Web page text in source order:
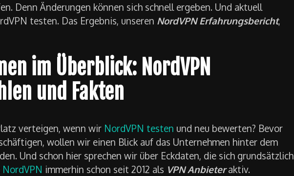
Denn Änderungen können sich schnell ergeben. Und aktuell
testen. Das Ergebnis, unseren NordVPN Erfahrungsbericht,
im Überblick: NordVPN
und Fakten
verteigen, wenn wir NordVPN testen und neu bewerten? Bevor
wollen wir einen Blick auf das Unternehmen hinter dem
Und schon hier sprechen wir über Eckdaten, die sich grundsätzlich
NordVPN immerhin schon seit 2012 als VPN Anbieter aktiv.